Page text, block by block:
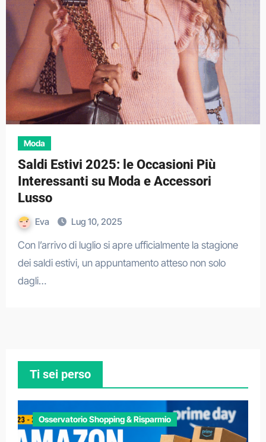
Moda
Saldi Estivi 2025: le Occasioni Più
Interessanti su Moda e Accessori
Lusso
Eva Lug 10, 2025
Con l’arrivo di luglio si apre ufficialmente la stagione
dei saldi estivi, un appuntamento atteso non solo
dagli…
Ti sei perso
Osservatorio Shopping & Risparmio